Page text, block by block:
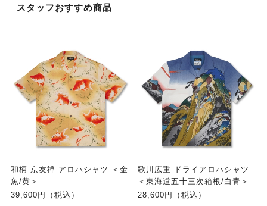
スタッフおすすめ商品
和柄 京友禅 アロハシャツ ＜金
魚/黄＞
39,600円（税込）
歌川広重 ドライアロハシャツ
＜東海道五十三次箱根/白青＞
28,600円（税込）